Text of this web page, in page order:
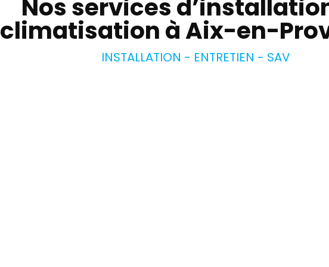
Nos services
climatisation à Aix-en-
INSTALLATION - ENTRETIEN - SAV